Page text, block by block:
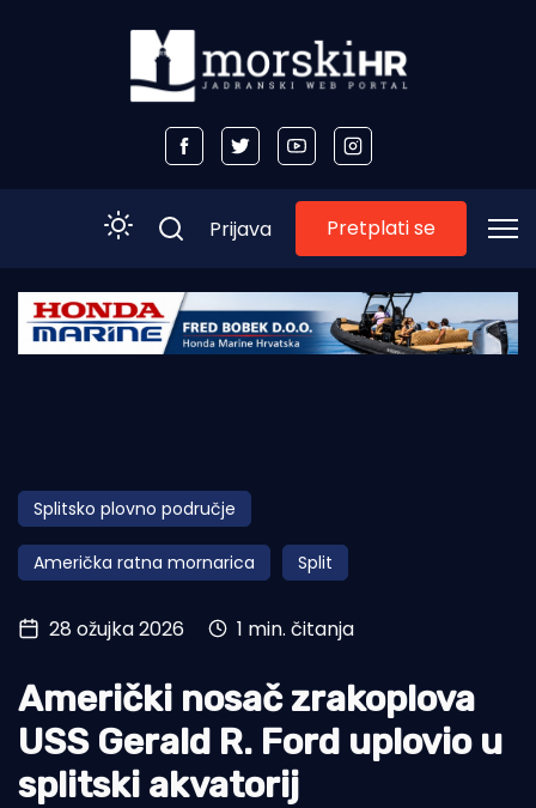
Početna
Obala
Otoci
Turizam i nautika
Pomorstvo
Ekologija
Tradicija i kultura
Prijava Pretplati se
Splitsko plovno područje
Američka ratna mornarica Split
28 ožujka 2026 1 min. čitanja
Američki nosač zrakoplova
USS Gerald R. Ford uplovio u
splitski akvatorij